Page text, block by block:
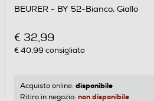
BEURER - BY 52-Bianco, Giallo
€ 32,99
€ 40,99 consigliato
Acquisto online: disponibile
Ritiro in negozio: non disponibile